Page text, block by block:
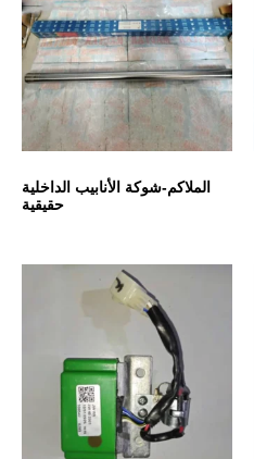
الملاكم-شوكة الأنابيب الداخلية
حقيقية